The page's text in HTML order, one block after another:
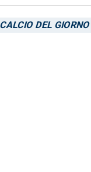
di
DEL GIORNO